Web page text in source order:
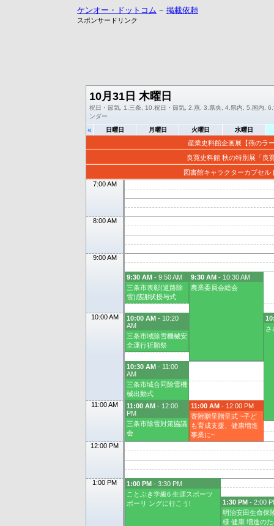
ケンオー・ドットコム − 掲載依頼
スポンサードリンク
10月31日 木曜日
祝日・節気, 1.三条, 10.祝日・節気, 2.燕, 3.県央, 4.県内, 5.国内,
ンダー
« 日曜日 月曜日 火曜日 水曜日
産業史料館企画展【燕のラ
良寛史料館 秋の特別展「良
図書館キャラクターカプセル
7:00 AM
8:00 AM
9:00 AM
9:30 AM - 9:50 AM
三条市表彰(道路除
雪)感謝状授与式
9:30 AM - 10:30 AM
農業委員会総会
10:00 AM 10:00 AM - 10:20
AM
三条市域除雪機械安
全運行祈願祭
さ
10:30 AM - 11:00
AM
三条市域合同除雪機
械出動式
11:00 AM
11:00 AM - 12:00
PM
三条市除雪対策協議
会
11:00 AM - 12:00 PM
寄附贈呈贈呈式 ~子ど
も育成支援、健康増進
事業に~
12:00 PM
1:00 PM 1:00 PM - 3:30 PM
ことぶき学級6 生涯スポーツ
ボーリ ングに行こう!
1:30 PM - 2:00
明治安田生命保
様 健康 増進の